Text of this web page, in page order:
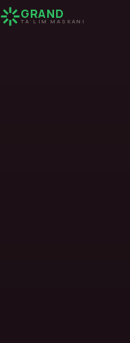
GRAND
TA'LIM MASKANI